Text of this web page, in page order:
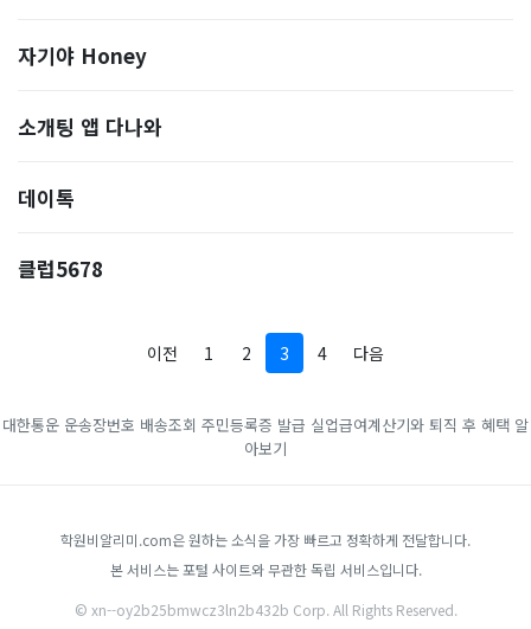
자기야 Honey
소개팅 앱 다나와
데이톡
클럽5678
이전 1 2 3 4 다음
대한통운 운송장번호 배송조회 주민등록증 발급 실업급여계산기와 퇴직 후 혜택 알
아보기
학원비알리미.com은 원하는 소식을 가장 빠르고 정확하게 전달합니다.
본 서비스는 포털 사이트와 무관한 독립 서비스입니다.
© xn--oy2b25bmwcz3ln2b432b Corp. All Rights Reserved.